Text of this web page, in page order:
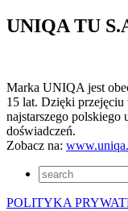
UNIQA TU
Marka UNIQA jest
15 lat. Dzięki
najstarszego polskiego
doświadczeń.
Zobacz na:
POLITYKA